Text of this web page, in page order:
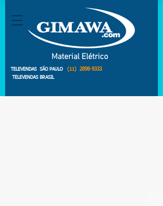
TELEVENDAS SÃO PAULO (11) 2898-9333
TELEVENDAS BRASIL
Material Elétrico